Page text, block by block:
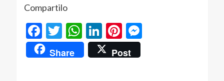
Compartilo
Facebook
Twitter
WhatsApp
LinkedIn
Pinterest
Messenger
Share Post